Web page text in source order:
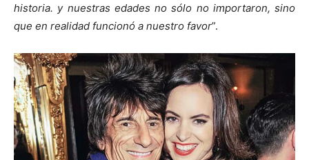
historia. y nuestras edades no sólo no importaron, sino
que en realidad funcionó a nuestro favor”.